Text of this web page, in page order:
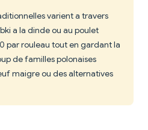
varient a travers
a la dinde ou au poulet
par rouleau tout en gardant la
de familles polonaises
maigre ou des alternatives